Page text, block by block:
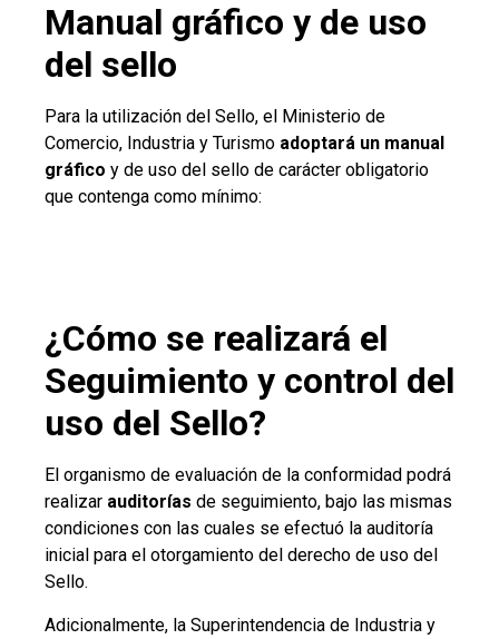
Manual gráfico y de uso
del sello
Para la utilización del Sello, el Ministerio de
Comercio, Industria y Turismo adoptará un manual
gráfico y de uso del sello de carácter obligatorio
que contenga como mínimo:
¿Cómo se realizará el
Seguimiento y control del
uso del Sello?
El organismo de evaluación de la conformidad podrá
realizar auditorías de seguimiento, bajo las mismas
condiciones con las cuales se efectuó la auditoría
inicial para el otorgamiento del derecho de uso del
Sello.
Adicionalmente, la Superintendencia de Industria y